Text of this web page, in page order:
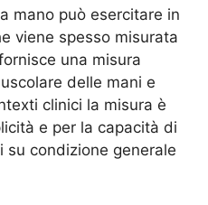
mano può esercitare in
viene spesso misurata
una misura
delle mani e
clinici la misura è
e per la capacità di
su condizione generale